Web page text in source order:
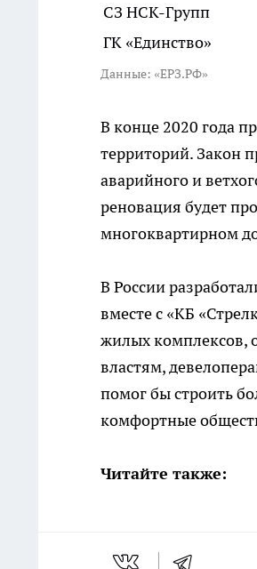
СЗ НСК-Групп
ГК «Единство»
Данные: «ЕРЗ.РФ»
В конце 2020 года
территорий. Закон
аварийного и
реновация будет
многоквартирном
В России
вместе с «КБ
жилых комплексов,
властям,
помог бы строить
комфортные
Читайте также: